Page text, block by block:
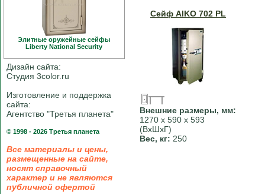
Элитные оружейные сейфы
Liberty National Security
Дизайн сайта:
Студия 3color.ru
Изготовление и поддержка
сайта:
Агентство "Третья планета"
© 1998 - 2026 Третья планета
Все материалы и цены,
размещенные на сайте,
носят справочный
характер и не являются
публичной офертой
Сейф AIKO 702 PL
Внешние размеры, мм:
1270 х 590 х 593
(ВхШхГ)
Вес, кг: 250